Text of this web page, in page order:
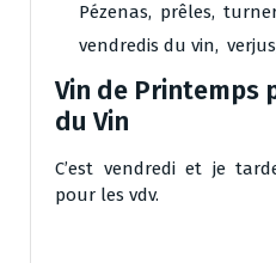
Pézenas, prêles,
vendredis du vin, verjus
Vin de Printemps
du Vin
C’est vendredi et je
pour les vdv.